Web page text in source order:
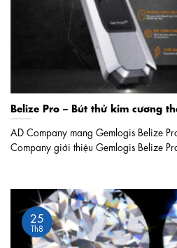
Belize Pro – Bút thử kim cương
AD Company mang Gemlogis Belize
Company giới thiệu Gemlogis Belize Pro
25
Th8